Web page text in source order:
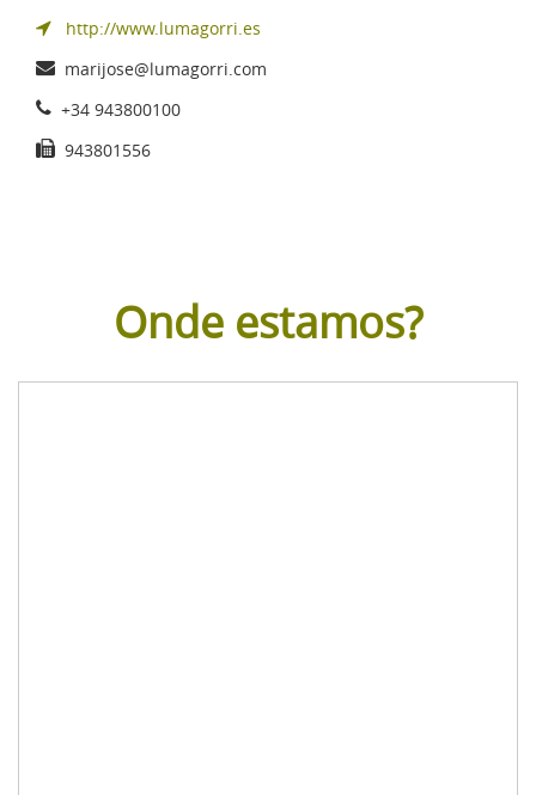
http://www.lumagorri.es
marijose@lumagorri.com
+34 943800100
943801556
Onde estamos?